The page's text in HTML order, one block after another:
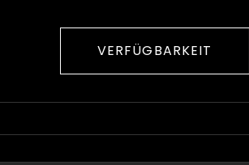
VERFÜGBARKEIT